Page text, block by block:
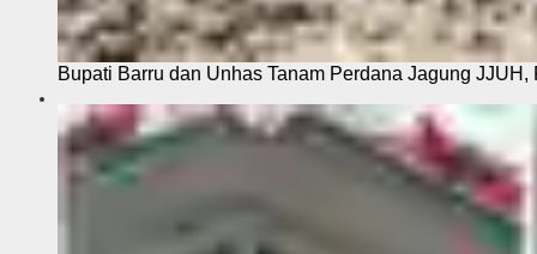
Bupati Barru dan Unhas Tanam Perdana Jagung